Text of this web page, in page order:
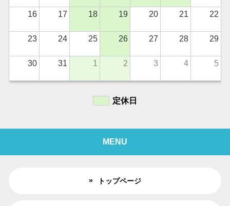
16 17 18 19 20 21 22
23 24 25 26 27 28 29
30 31 1 2 3 4 5
定休日
MENU
トップページ